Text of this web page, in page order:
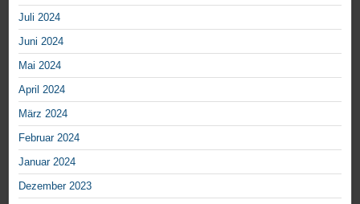
Juli 2024
Juni 2024
Mai 2024
April 2024
März 2024
Februar 2024
Januar 2024
Dezember 2023